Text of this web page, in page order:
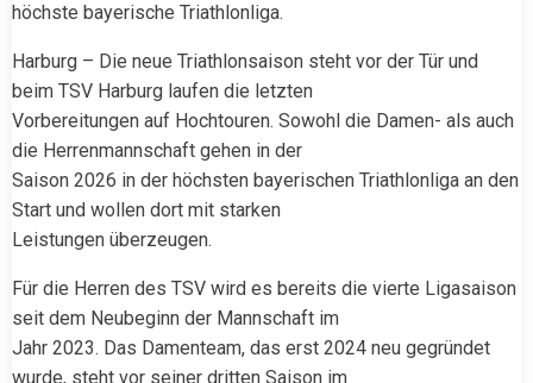
höchste bayerische Triathlonliga.
Harburg – Die neue Triathlonsaison steht vor der Tür und
beim TSV Harburg laufen die letzten
Vorbereitungen auf Hochtouren. Sowohl die Damen- als auch
die Herrenmannschaft gehen in der
Saison 2026 in der höchsten bayerischen Triathlonliga an den
Start und wollen dort mit starken
Leistungen überzeugen.
Für die Herren des TSV wird es bereits die vierte Ligasaison
seit dem Neubeginn der Mannschaft im
Jahr 2023. Das Damenteam, das erst 2024 neu gegründet
wurde, steht vor seiner dritten Saison im